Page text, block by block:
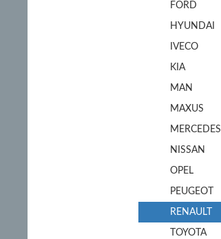
FORD
HYUNDAI
IVECO
KIA
MAN
MAXUS
MERCEDES
NISSAN
OPEL
PEUGEOT
RENAULT
TOYOTA